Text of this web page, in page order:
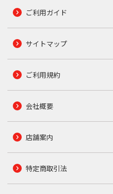
ご利用ガイド
サイトマップ
ご利用規約
会社概要
店舗案内
特定商取引法